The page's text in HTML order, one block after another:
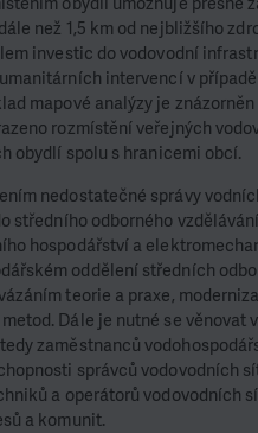
než 1,5 km od nejbližšího
investic do vodovodní
intervencí v
mapové analýzy je
rozmístění veřejných
obydlí spolu s hranicemi obcí.
nedostatečné správy
středního odborného
hospodářství a
oddělení středních
teorie a praxe,
Dále je nutné se věnovat
zaměstnanců
správců vodovodních
a operátorů vodovodních
a komunit.